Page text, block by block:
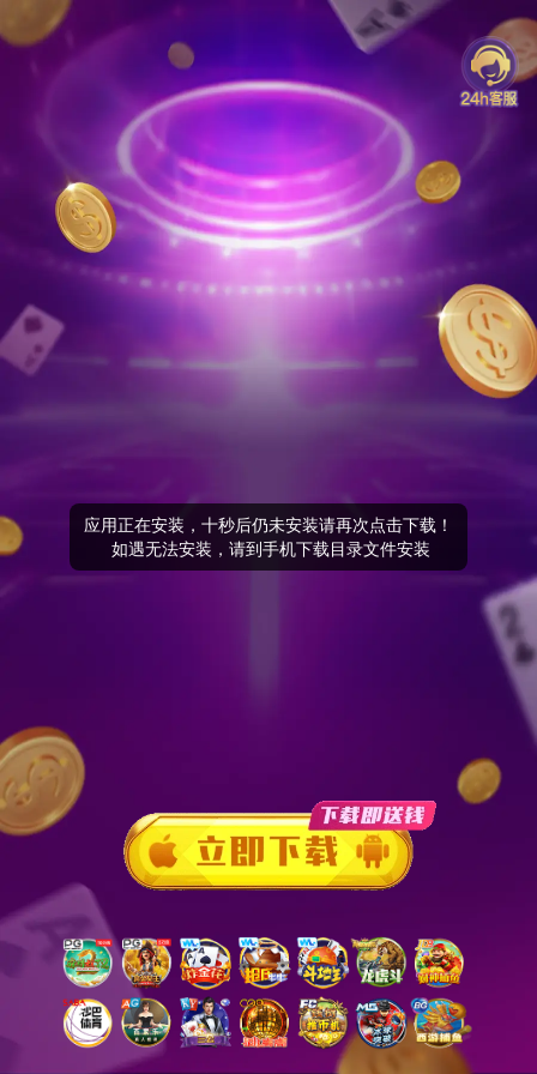
应用正在安装，十秒后仍未安装请再次点击下载！
如遇无法安装，请到手机下载目录文件安装